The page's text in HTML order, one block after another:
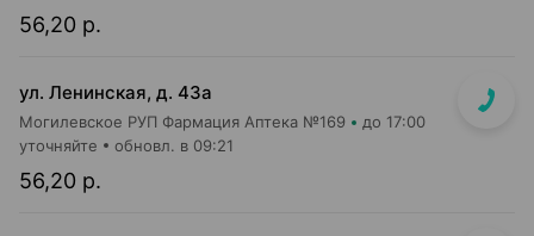
56,20 р.
ул. Ленинская, д. 43а
Могилевское РУП Фармация Аптека №169 до 17:00
56,20 р.
уточняйте обновл. в 09:21